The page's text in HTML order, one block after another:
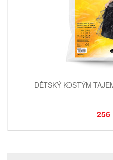
DĚTSKÝ KOSTÝM
256